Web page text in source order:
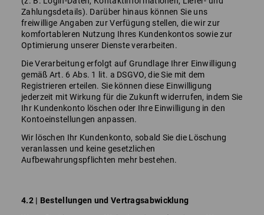
Zahlungsdetails). Darüber hinaus können Sie uns
freiwillige Angaben zur Verfügung stellen, die wir zur
komfortableren Nutzung Ihres Kundenkontos sowie zur
Optimierung unserer Dienste verarbeiten.
Die Verarbeitung erfolgt auf Grundlage Ihrer Einwilligung
gemäß Art. 6 Abs. 1 lit. a DSGVO, die Sie mit dem
Registrieren erteilen. Sie können diese Einwilligung
jederzeit mit Wirkung für die Zukunft widerrufen, indem Sie
Ihr Kundenkonto löschen oder Ihre Einwilligung in den
Kontoeinstellungen anpassen.
Wir löschen Ihr Kundenkonto, sobald Sie die Löschung
veranlassen und keine gesetzlichen
Aufbewahrungspflichten mehr bestehen.
4.2 | Bestellungen und Vertragsabwicklung